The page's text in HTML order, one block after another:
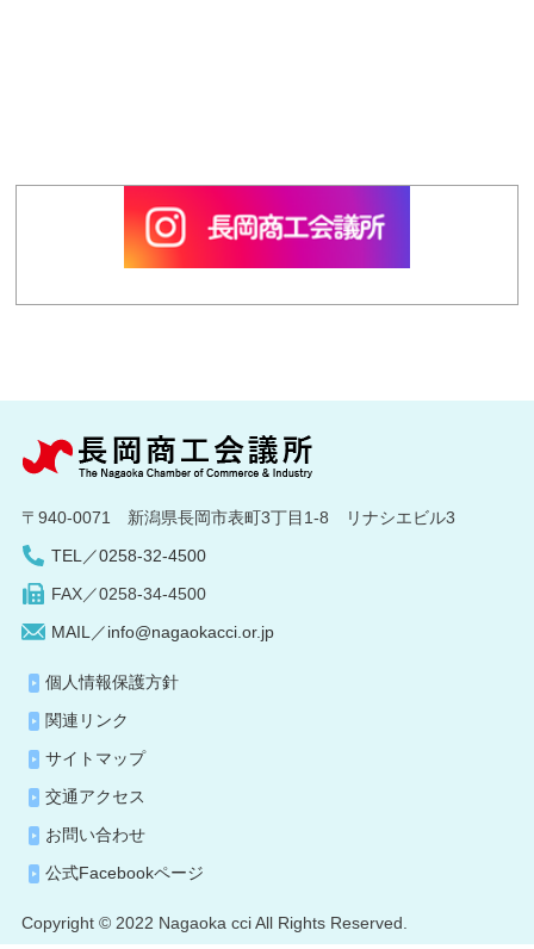
〒940-0071 新潟県長岡市表町3丁目1-8 リナシエビル3
TEL／0258-32-4500
FAX／0258-34-4500
MAIL／info@nagaokacci.or.jp
個人情報保護方針
関連リンク
サイトマップ
交通アクセス
お問い合わせ
公式Facebookページ
Copyright © 2022 Nagaoka cci All Rights Reserved.